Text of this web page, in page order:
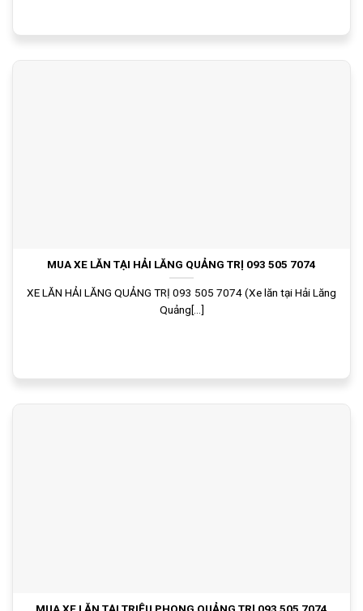
MUA XE LĂN TẠI HẢI LĂNG QUẢNG TRỊ 093 505 7074
XE LĂN HẢI LĂNG QUẢNG TRỊ 093 505 7074 (Xe lăn tại Hải Lăng
Quảng[...]